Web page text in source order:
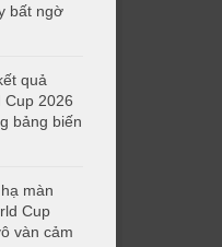
bất ngờ
quả
Cup 2026
bảng biến
màn
Cup
vàn cảm